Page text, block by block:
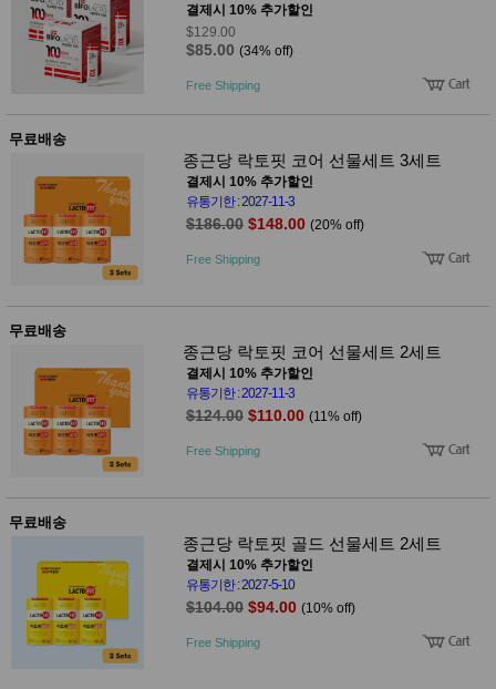
결제시 10% 추가할인
$129.00
$85.00 (34% off)
Free Shipping
무료배송
종근당 락토핏 코어 선물세트 3세트
결제시 10% 추가할인
유통기한 : 2027-11-3
$186.00 $148.00 (20% off)
Free Shipping
무료배송
종근당 락토핏 코어 선물세트 2세트
결제시 10% 추가할인
유통기한 : 2027-11-3
$124.00 $110.00 (11% off)
Free Shipping
무료배송
종근당 락토핏 골드 선물세트 2세트
결제시 10% 추가할인
유통기한 : 2027-5-10
$104.00 $94.00 (10% off)
Free Shipping